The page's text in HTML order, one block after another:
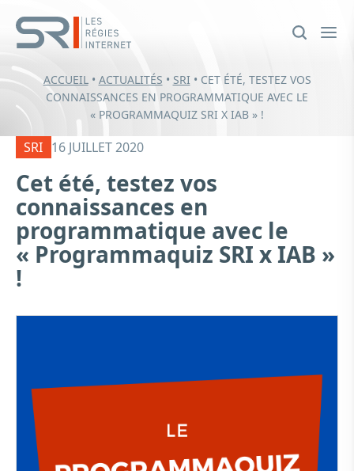
ACCUEIL• ACTUALITÉS • SRI • CET ÉTÉ, TESTEZ VOS
CONNAISSANCES EN PROGRAMMATIQUE AVEC LE
« PROGRAMMAQUIZ SRI X IAB » !
SRI 16 JUILLET 2020
Cet été, testez vos
connaissances en
programmatique avec le
« Programmaquiz SRI x IAB »
!